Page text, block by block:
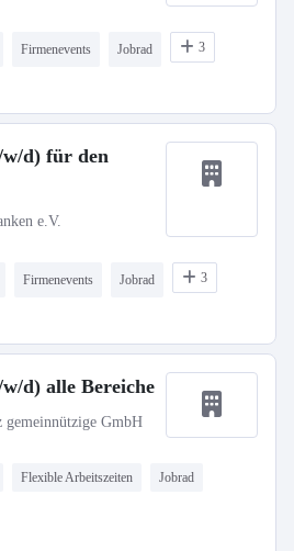
Firmenevents Jobrad 3
d) für den
e.V.
Firmenevents Jobrad 3
d) alle Bereiche
gemeinnützige GmbH
Flexible Arbeitszeiten Jobrad